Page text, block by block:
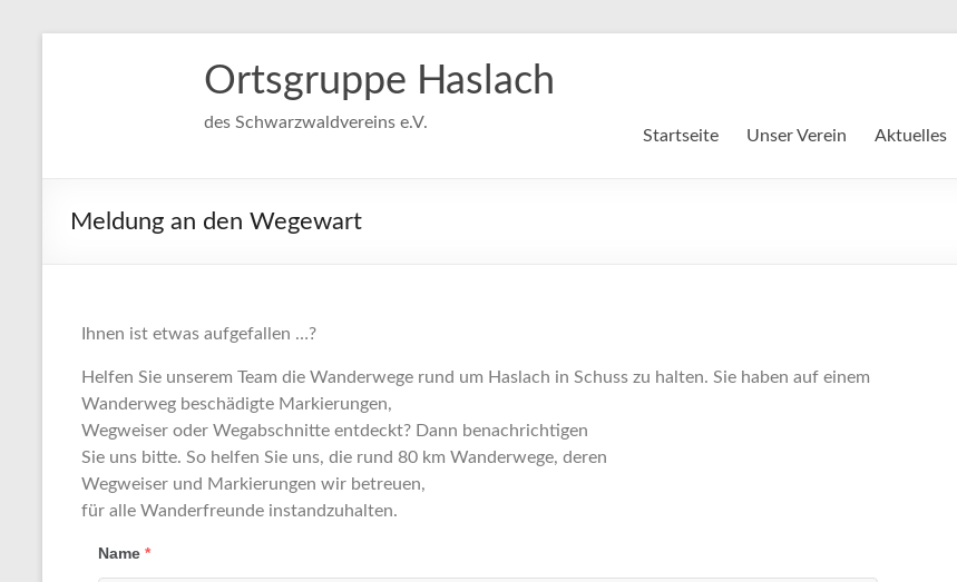
Ortsgruppe Haslach
des Schwarzwaldvereins e.V.
Startseite Unser Verein Aktuelles
Meldung an den Wegewart
Ihnen ist etwas aufgefallen …?
Helfen Sie unserem Team die Wanderwege rund um Haslach in Schuss zu halten. Sie haben auf einem
Wanderweg beschädigte Markierungen,
Wegweiser oder Wegabschnitte entdeckt? Dann benachrichtigen
Sie uns bitte. So helfen Sie uns, die rund 80 km Wanderwege, deren
Wegweiser und Markierungen wir betreuen,
für alle Wanderfreunde instandzuhalten.
Name *